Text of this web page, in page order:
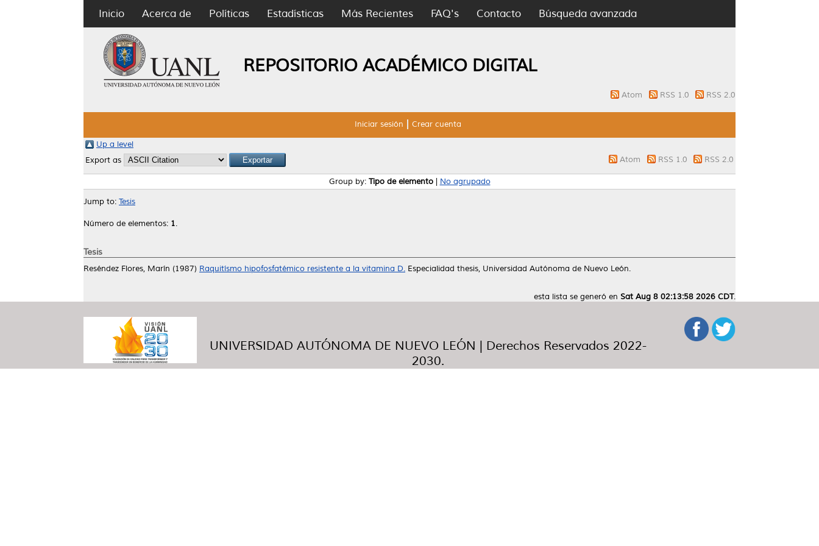
Inicio Acerca de Políticas Estadísticas Más Recientes FAQ's Contacto Búsqueda avanzada
REPOSITORIO ACADÉMICO DIGITAL
Atom RSS 1.0 RSS 2.0
Iniciar sesión Crear cuenta
Up a level
Export as
Atom RSS 1.0 RSS 2.0
Group by: Tipo de elemento| No agrupado
Jump to: Tesis
Número de elementos: 1.
Tesis
Reséndez Flores, Marín (1987) Raquitísmo hipofosfatémico resistente a la vitamina D. Especialidad thesis, Universidad Autónoma de Nuevo León.
esta lista se generó en Sat Aug 8 02:13:58 2026 CDT.
UNIVERSIDAD AUTÓNOMA DE NUEVO LEÓN | Derechos Reservados 2022-
2030.